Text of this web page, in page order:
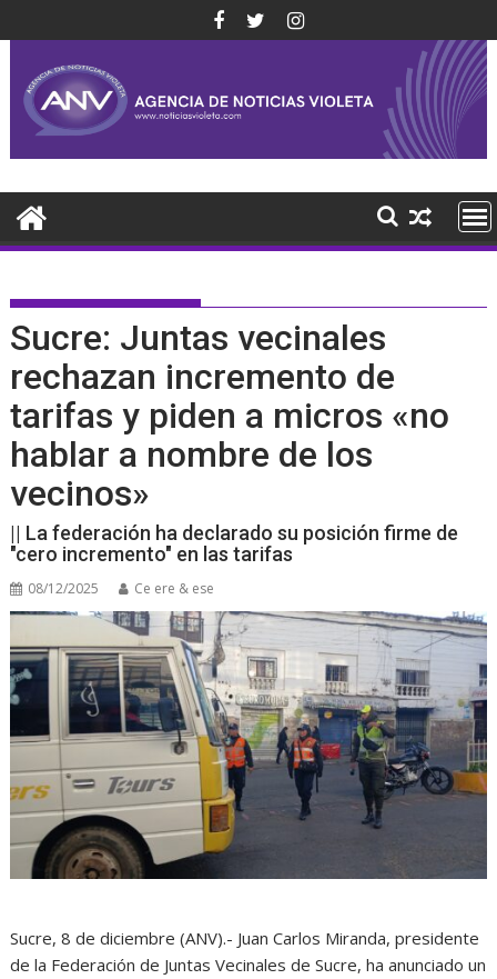
al
contenido
Sucre: Juntas vecinales
rechazan incremento de
tarifas y piden a micros «no
hablar a nombre de los
vecinos»
|| La federación ha declarado su posición firme de
"cero incremento" en las tarifas
08/12/2025 Ce ere & ese
Sucre, 8 de diciembre (ANV).- Juan Carlos Miranda, presidente
de la Federación de Juntas Vecinales de Sucre, ha anunciado un